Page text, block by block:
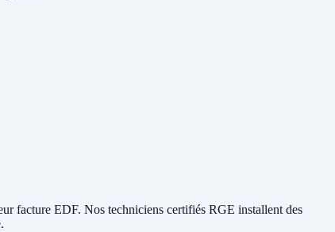
facture EDF. Nos techniciens certifiés RGE installent des